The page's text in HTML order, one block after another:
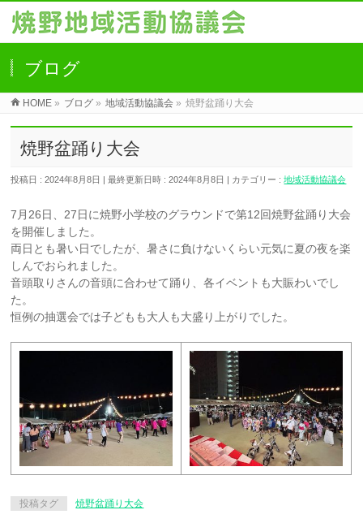
ブログ
HOME » ブログ » 地域活動協議会 » 焼野盆踊り大会
焼野盆踊り大会
投稿日 : 2024年8月8日 最終更新日時 : 2024年8月8日 カテゴリー :地域活動協議会
7月26日、27日に焼野小学校のグラウンドで第12回焼野盆踊り大会
を開催しました。
両日とも暑い日でしたが、暑さに負けないくらい元気に夏の夜を楽
しんでおられました。
音頭取りさんの音頭に合わせて踊り、各イベントも大賑わいでし
た。
恒例の抽選会では子どもも大人も大盛り上がりでした。
投稿タグ 焼野盆踊り大会